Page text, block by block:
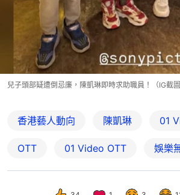
兒子頭部疑遭倒忌廉，陳凱琳即時求助職員！（IG截圖
香港藝人動向 陳凱琳 01
OTT 01‌ ‌Video‌ ‌OTT 娛樂